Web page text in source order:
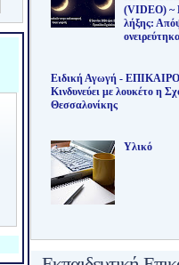
(VIDEO) ~
λήξης:
Ειδική Αγωγή -
Κινδυνεύει με λουκέτο η
Θεσσαλονίκης
Υλικό